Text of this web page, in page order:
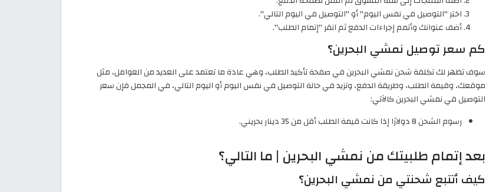
اختر "التوصيل في نفس اليوم" أو "التوصيل في اليوم التالي".
أضف عنوانك وأتمم إجراءات الدفع ثم انقر "إتمام الطلب".
كم سعر توصيل نمشي البحرين؟
سوف تظهر لك تكلفة شحن نمشي البحرين في صفحة تأكيد الطلب، وهي عادة ما تعتمد على العديد من العوامل، مثل
موقعك، وقيمة الطلب، وطريقة الدفع، وتزيد في حالة التوصيل في نفس اليوم أو اليوم التالي، في المجمل فإن سعر
التوصيل في نمشي البحرين كالآتي:
رسوم الشحن 8 دولارًا إذا كانت قيمة الطلب أقل من 35 دينار بحريني.
بعد إتمام طلبيتك من نمشي البحرين | ما التالي؟
كيف أتتبع شحنتي من نمشي البحرين؟